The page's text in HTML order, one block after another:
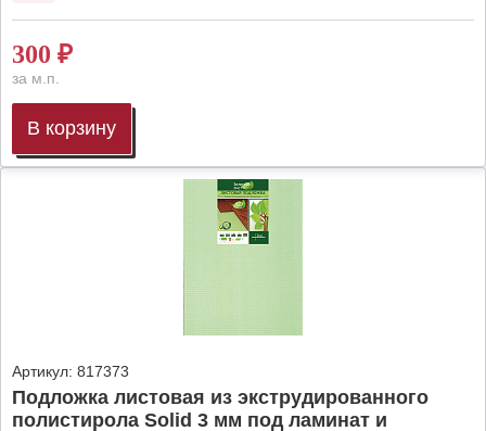
300 ₽
за м.п.
В корзину
Артикул: 817373
Подложка листовая из экструдированного
полистирола Solid 3 мм под ламинат и